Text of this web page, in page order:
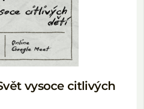
vysoce citlivých